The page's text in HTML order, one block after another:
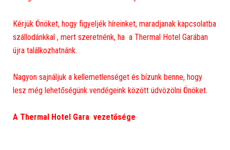
Kérjük Önöket, hogy figyeljék híreinket, maradjanak kapcsolatba
szállodánkkal , mert szeretnénk, ha a Thermal Hotel Garában
újra találkozhatnánk.
Nagyon sajnáljuk a kellemetlenséget és bízunk benne, hogy
lesz még lehetőségünk vendégeink között üdvözölni Önöket.
A Thermal Hotel Gara vezetősége